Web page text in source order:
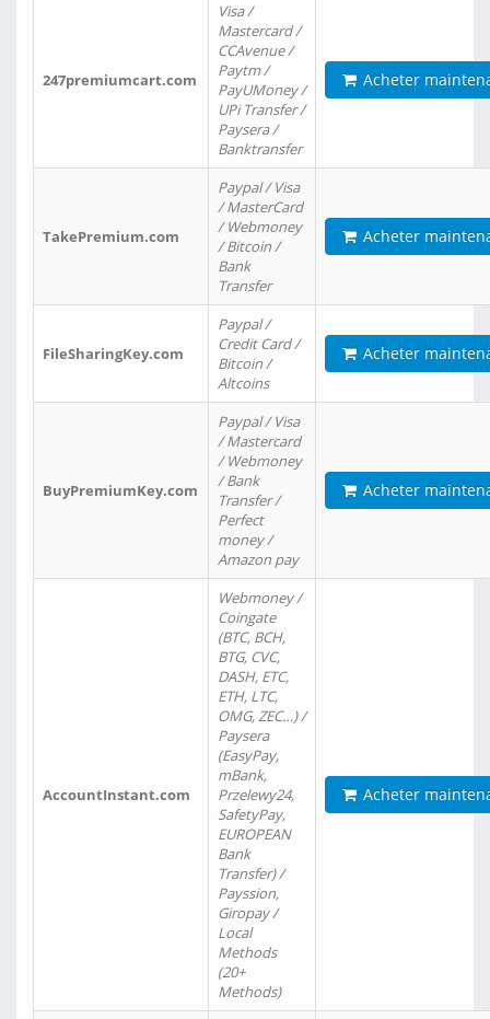
247premiumcart.com
Visa /
Mastercard /
CCAvenue /
Paytm /
PayUMoney /
UPi Transfer /
Paysera /
Banktransfer
Acheter
TakePremium.com
Paypal / Visa
/ MasterCard
/ Webmoney
/ Bitcoin /
Bank
Transfer
Acheter
FileSharingKey.com
Paypal /
Credit Card /
Bitcoin /
Altcoins
Acheter
BuyPremiumKey.com
Paypal / Visa
/ Mastercard
/ Webmoney
/ Bank
Transfer /
Perfect
money /
Amazon pay
Acheter
AccountInstant.com
Webmoney /
Coingate
(BTC, BCH,
BTG, CVC,
DASH, ETC,
ETH, LTC,
OMG, ZEC…) /
Paysera
(EasyPay,
mBank,
Przelewy24,
SafetyPay,
EUROPEAN
Bank
Transfer) /
Payssion,
Giropay /
Local
Methods
(20+
Methods)
Acheter